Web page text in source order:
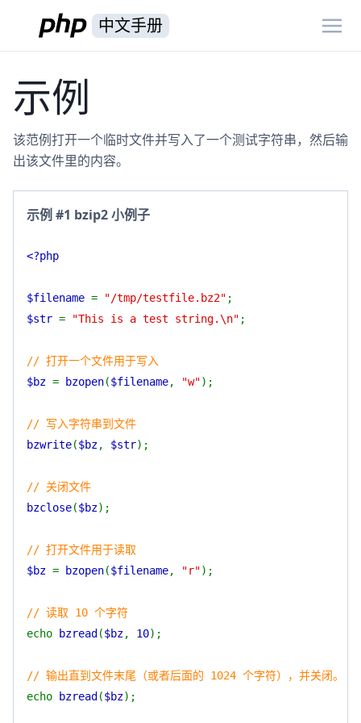
中文手册
示例
该范例打开一个临时文件并写入了一个测试字符串，然后输
出该文件里的内容。
示例 #1 bzip2 小例子
<?php
$filename = "/tmp/testfile.bz2" ;
$str = "This is a test string.\n" ;
// 打开一个文件用于写入
$bz = bzopen($filename, "w");
// 写入字符串到文件
bzwrite($bz, $str);
// 关闭文件
bzclose($bz);
// 打开文件用于读取
$bz = bzopen($filename, "r");
// 读取 10 个字符
echo
bzread ($bz, 10);
// 输出直到文件末尾（或者后面的 1024 个字符），并关闭。
echo
bzread ($bz);